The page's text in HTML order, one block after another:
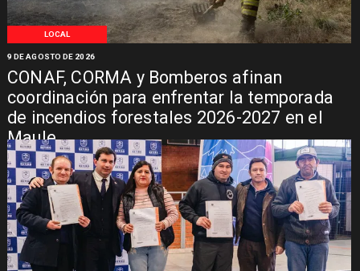
LOCAL
CONAF, CORMA y Bomberos afinan
coordinación para enfrentar la temporada
de incendios forestales 2026-2027 en el
Maule
9 DE AGOSTO DE 2026